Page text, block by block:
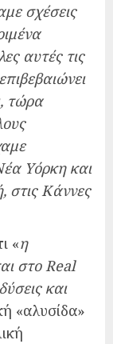
σχέσεις
αυτές τις
τώρα
Υόρκη και
στις Κάννες
«η
στο Real
και
«αλυσίδα»